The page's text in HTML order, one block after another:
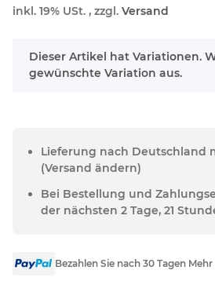
inkl. 19% USt. , zzgl. Versand
x
Dieser Artikel hat Variationen.
gewünschte Variation aus.
Lieferung nach Deutschland
(Versand ändern)
Bei Bestellung und
der nächsten 2 Tage, 21
Bezahlen Sie nach 30 Tagen